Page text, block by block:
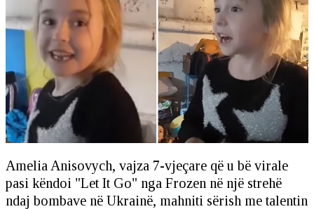
Amelia Anisovych, vajza 7-vjeçare që u bë virale
pasi këndoi "Let It Go" nga Frozen në një strehë
ndaj bombave në Ukrainë, mahniti sërish me talentin